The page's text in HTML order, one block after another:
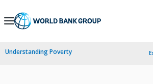
Skip
Navigation
Understanding Poverty